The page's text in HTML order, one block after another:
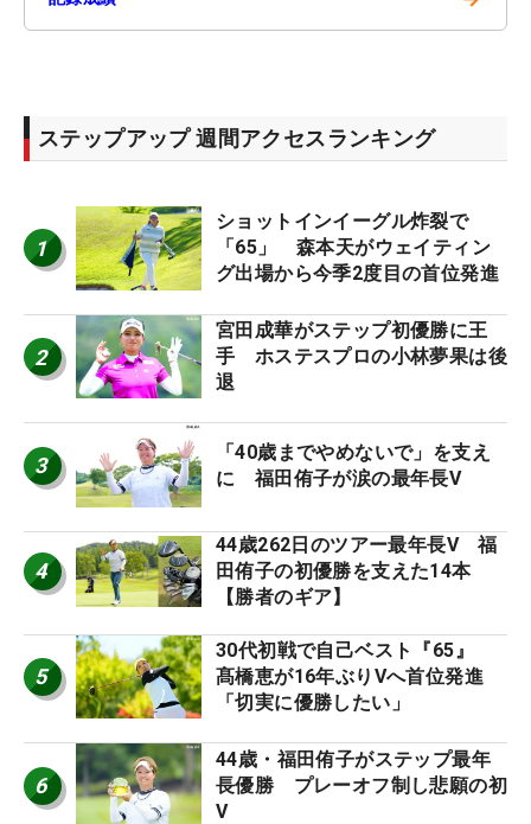
ステップアップ 週間アクセスランキング
1
ショットインイーグル炸裂で
「65」 森本天がウェイティン
グ出場から今季2度目の首位発進
2
宮田成華がステップ初優勝に王
手 ホステスプロの小林夢果は後
退
3
「40歳までやめないで」を支え
に 福田侑子が涙の最年長V
4
44歳262日のツアー最年長V 福
田侑子の初優勝を支えた14本
【勝者のギア】
5
30代初戦で自己ベスト『65』
髙橋恵が16年ぶりVへ首位発進
「切実に優勝したい」
6
44歳・福田侑子がステップ最年
長優勝 プレーオフ制し悲願の初
V